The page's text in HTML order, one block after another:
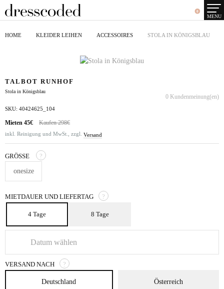
MENU
0
HOME KLEIDER LEIHEN ACCESSOIRES STOLA IN KÖNIGSBLAU
TALBOT RUNHOF
Stola in Königsblau
SKU: 40424625_104
Mieten 45€ Kaufen 298€
inkl. Reinigung und MwSt., zzgl. Versand
0 Kundenmeinung(en)
GRÖSSE
?
onesize
MIETDAUER UND LIEFERTAG ?
4 Tage 8 Tage
VERSAND NACH ?
Deutschland Österreich